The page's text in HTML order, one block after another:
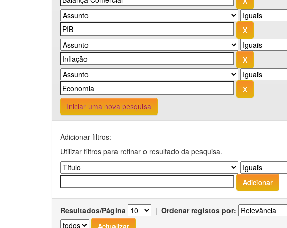
Iniciar uma nova pesquisa
Adicionar filtros:
Utilizar filtros para refinar o resultado da pesquisa.
Resultados/Página | Ordenar registos por: